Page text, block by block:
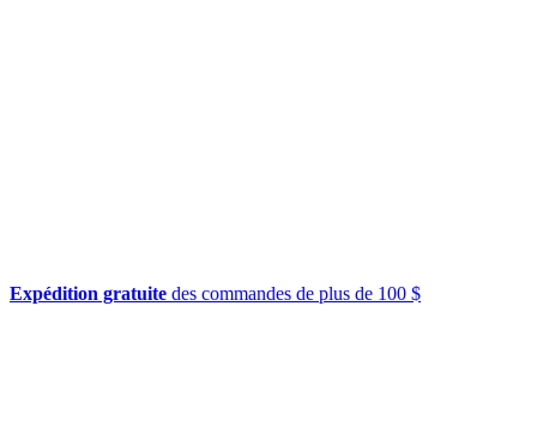
Expédition gratuite des commandes de plus de 100 $